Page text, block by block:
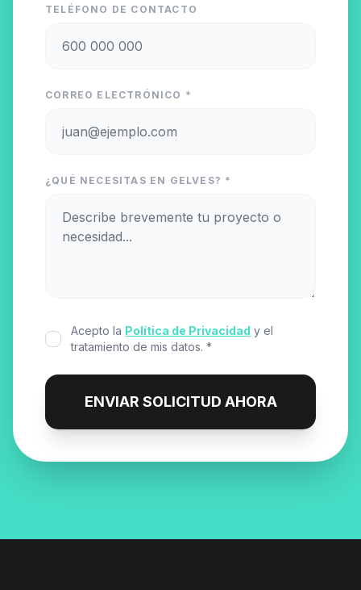
TELÉFONO DE CONTACTO
CORREO ELECTRÓNICO *
¿QUÉ NECESITAS EN GELVES? *
Acepto la Política de Privacidad y el
tratamiento de mis datos. *
ENVIAR SOLICITUD AHORA